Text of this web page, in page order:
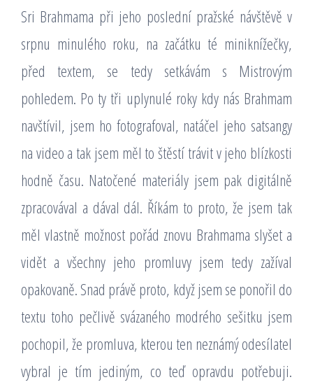
Sri Brahmama při jeho poslední pražské návštěvě v
srpnu minulého roku, na začátku té miniknížečky,
před textem, se tedy setkávám s Mistrovým
pohledem. Po ty tři uplynulé roky kdy nás Brahmam
navštívil, jsem ho fotografoval, natáčel jeho satsangy
na video a tak jsem měl to štěstí trávit v jeho blízkosti
hodně času. Natočené materiály jsem pak digitálně
zpracovával a dával dál. Říkám to proto, že jsem tak
měl vlastně možnost pořád znovu Brahmama slyšet a
vidět a všechny jeho promluvy jsem tedy zažíval
opakovaně. Snad právě proto, když jsem se ponořil do
textu toho pečlivě svázaného modrého sešitku jsem
pochopil, že promluva, kterou ten neznámý odesílatel
vybral je tím jediným, co teď opravdu potřebuji.